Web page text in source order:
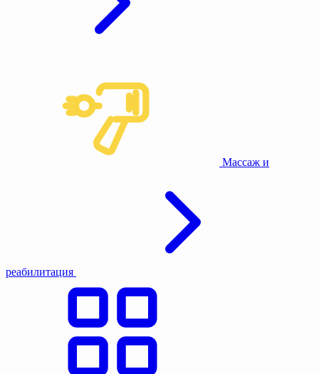
Массаж и
реабилитация